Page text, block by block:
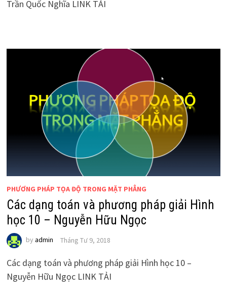
Trần Quốc Nghĩa LINK TẢI
PHƯƠNG PHÁP TỌA ĐỘ TRONG MẶT PHẲNG
Các dạng toán và phương pháp giải Hình
học 10 – Nguyễn Hữu Ngọc
by admin Tháng Tư 9, 2018
Các dạng toán và phương pháp giải Hình học 10 –
Nguyễn Hữu Ngọc LINK TẢI